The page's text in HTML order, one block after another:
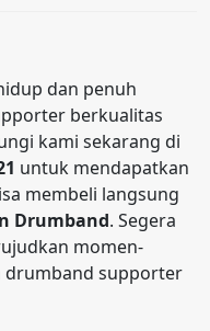
dan penuh
berkualitas
kami sekarang di
untuk mendapatkan
membeli langsung
Drumband. Segera
momen-
drumband supporter